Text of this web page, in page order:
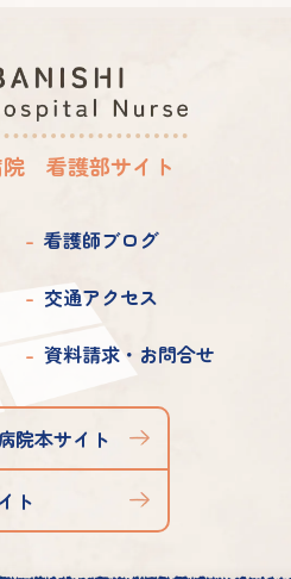
院 看護部サイト
看護師ブログ
交通アクセス
資料請求・お問合せ
院本サイト
ト